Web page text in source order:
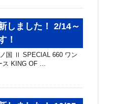
しました！ 2/14～
！
国 Ⅱ SPECIAL 660 ワン
ス KING OF …